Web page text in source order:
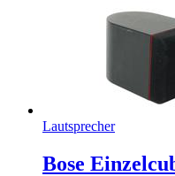
Lautsprecher
Bose